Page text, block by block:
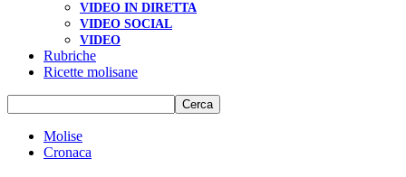
VIDEO IN DIRETTA
VIDEO SOCIAL
VIDEO
Rubriche
Ricette molisane
Molise
Cronaca